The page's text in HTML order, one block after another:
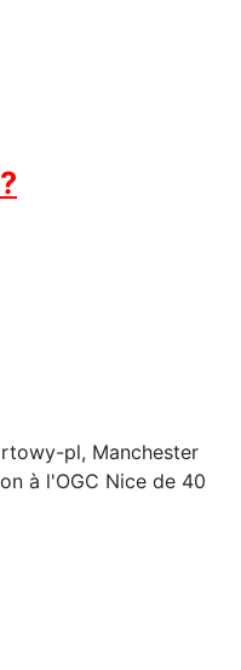
pl, Manchester
à l'OGC Nice de 40